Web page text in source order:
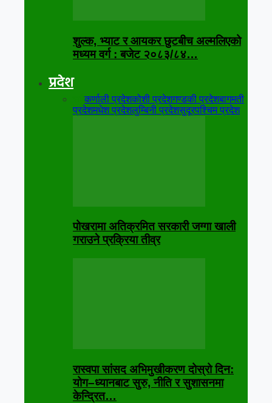
शुल्क, भ्याट र आयकर छुटबीच अल्मलिएको
मध्यम वर्ग : बजेट २०८३/८४…
प्रदेश
सबैकर्णाली प्रदेशकोशी प्रदेशगण्डकी प्रदेशबागमती
प्रदेशमधेश प्रदेशलुम्बिनी प्रदेशसुदूरपश्चिम प्रदेश
पोखरामा अतिक्रमित सरकारी जग्गा खाली
गराउने प्रक्रिया तीव्र
रास्वपा सांसद अभिमुखीकरण दोस्रो दिन:
योग–ध्यानबाट सुरु, नीति र सुशासनमा
केन्द्रित…